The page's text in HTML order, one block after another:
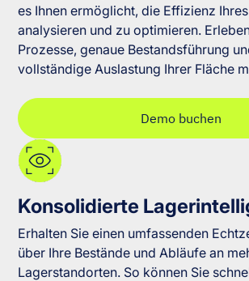
es Ihnen ermöglicht, die Effizienz
analysieren und zu optimieren.
Prozesse, genaue Bestandsführung
vollständige Auslastung Ihrer Fläche
Demo buchen
Konsolidierte
Erhalten Sie einen umfassenden
über Ihre Bestände und Abläufe an
Lagerstandorten. So können Sie